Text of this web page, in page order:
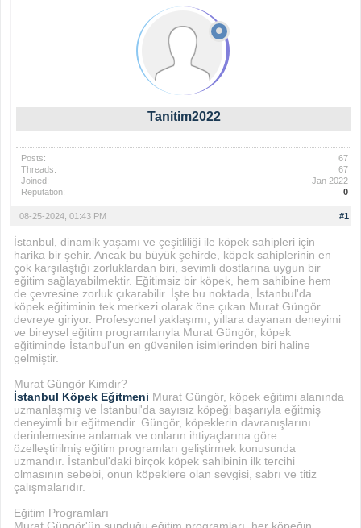
Tanitim2022
Posts:
67
Threads:
67
Joined:
Jan 2022
Reputation:
0
#1
08-25-2024, 01:43 PM
İstanbul, dinamik yaşamı ve çeşitliliği ile köpek sahipleri için
harika bir şehir. Ancak bu büyük şehirde, köpek sahiplerinin en
çok karşılaştığı zorluklardan biri, sevimli dostlarına uygun bir
eğitim sağlayabilmektir. Eğitimsiz bir köpek, hem sahibine hem
de çevresine zorluk çıkarabilir. İşte bu noktada, İstanbul'da
köpek eğitiminin tek merkezi olarak öne çıkan Murat Güngör
devreye giriyor. Profesyonel yaklaşımı, yıllara dayanan deneyimi
ve bireysel eğitim programlarıyla Murat Güngör, köpek
eğitiminde İstanbul'un en güvenilen isimlerinden biri haline
gelmiştir.
Murat Güngör Kimdir?
İstanbul Köpek Eğitmeni Murat Güngör, köpek eğitimi alanında
uzmanlaşmış ve İstanbul'da sayısız köpeği başarıyla eğitmiş
deneyimli bir eğitmendir. Güngör, köpeklerin davranışlarını
derinlemesine anlamak ve onların ihtiyaçlarına göre
özelleştirilmiş eğitim programları geliştirmek konusunda
uzmandır. İstanbul'daki birçok köpek sahibinin ilk tercihi
olmasının sebebi, onun köpeklere olan sevgisi, sabrı ve titiz
çalışmalarıdır.
Eğitim Programları